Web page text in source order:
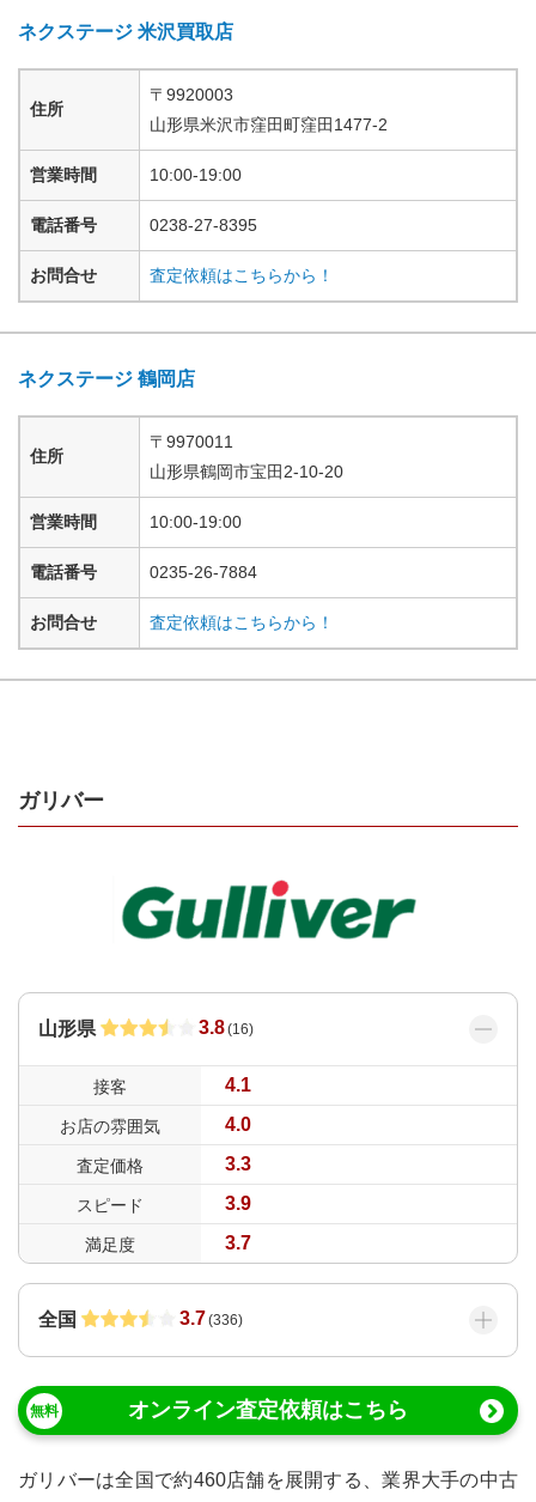
ネクステージ 米沢買取店
住所
〒 9920003
山形県米沢市窪田町窪田1477-2
営業時間 10:00-19:00
電話番号 0238-27-8395
お問合せ 査定依頼はこちらから！
ネクステージ 鶴岡店
住所
〒 9970011
山形県鶴岡市宝田2-10-20
営業時間 10:00-19:00
電話番号 0235-26-7884
お問合せ 査定依頼はこちらから！
ガリバー
山形県 3.8(16)
接客 4.1
お店の雰囲気 4.0
査定価格 3.3
スピード 3.9
満足度 3.7
全国 3.7(336)
オンライン査定依頼はこちら
ガリバーは全国で約460店舗を展開する、業界大手の中古